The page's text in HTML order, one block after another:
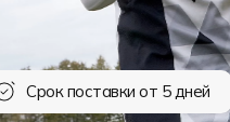
Срок поставки от 5 дней